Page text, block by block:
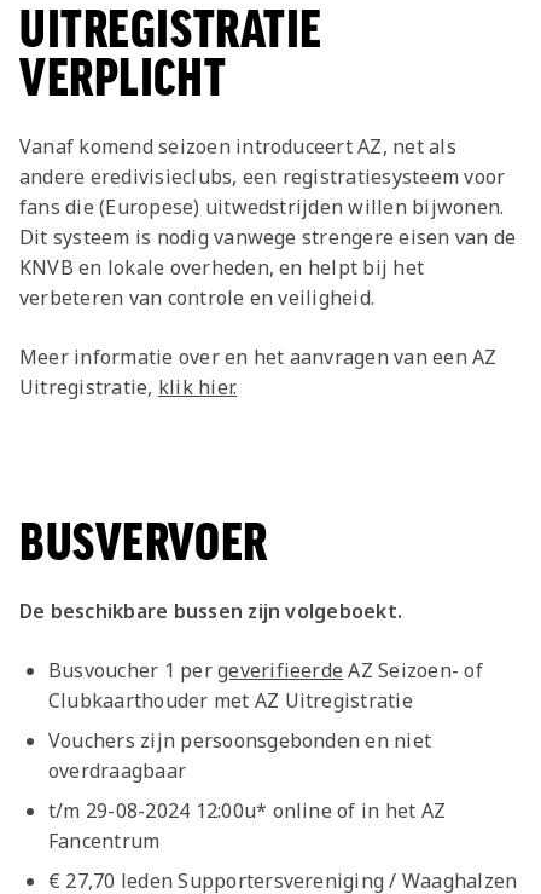
UITREGISTRATIE
VERPLICHT
Vanaf komend seizoen introduceert AZ, net als
andere eredivisieclubs, een registratiesysteem voor
fans die (Europese) uitwedstrijden willen bijwonen.
Dit systeem is nodig vanwege strengere eisen van de
KNVB en lokale overheden, en helpt bij het
verbeteren van controle en veiligheid.
Meer informatie over en het aanvragen van een AZ
Uitregistratie, klik hier.
BUSVERVOER
De beschikbare bussen zijn volgeboekt.
Busvoucher 1 pergeverifieerde AZ Seizoen- of
Clubkaarthouder met AZ Uitregistratie
Vouchers zijn persoonsgebonden en niet
overdraagbaar
t/m 29-08-2024 12:00u* online of in het AZ
Fancentrum
€ 27,70 leden Supportersvereniging / Waaghalzen